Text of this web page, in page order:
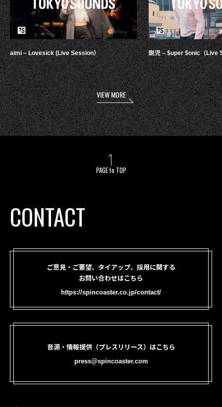
aimi – Lovesick (Live Session） 鋭児 – $uper $onic（Live
VIEW MORE
PAGE to TOP
CONTACT
ご意見・ご要望、タイアップ、採用に関する
お問い合わせはこちら
https://spincoaster.co.jp/contact/
音源・情報提供（プレスリリース）はこちら
press@spincoaster.com